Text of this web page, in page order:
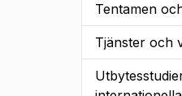
Tentamen
Tjänster och